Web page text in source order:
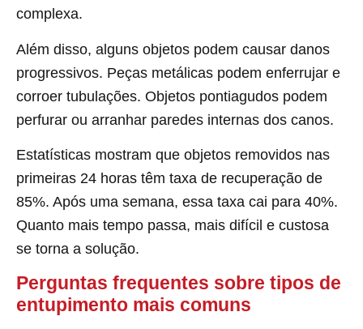
complexa.
Além disso, alguns objetos podem causar danos
progressivos. Peças metálicas podem enferrujar e
corroer tubulações. Objetos pontiagudos podem
perfurar ou arranhar paredes internas dos canos.
Estatísticas mostram que objetos removidos nas
primeiras 24 horas têm taxa de recuperação de
85%. Após uma semana, essa taxa cai para 40%.
Quanto mais tempo passa, mais difícil e custosa
se torna a solução.
Perguntas frequentes sobre tipos de
entupimento mais comuns